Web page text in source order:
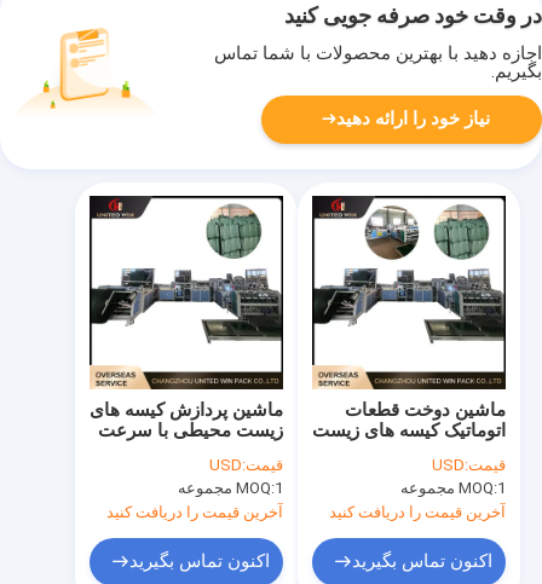
در وقت خود صرفه جویی کنید
اجازه دهید با بهترین محصولات با شما تماس
بگیریم.
نیاز خود را ارائه دهید
ماشین پردازش کیسه های
زیست محیطی با سرعت
پایدار برای تولید کیسه
های زیست محیطی
قیمت:USD
MOQ:1 مجموعه
آخرین قیمت را دریافت کنید
اکنون تماس بگیرید
ماشین دوخت قطعات
اتوماتیک کیسه های زیست
خروجی قابل اعتماد برای
کیسه های زیست محیطی
قیمت:USD
MOQ:1 مجموعه
آخرین قیمت را دریافت کنید
اکنون تماس بگیرید